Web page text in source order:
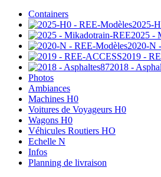
Containers
2025-
2025 -
2020-N
2019 -
2018 -
Photos
Ambiances
Machines H0
Voitures de Voyageurs H0
Wagons H0
Véhicules Routiers HO
Echelle N
Infos
Planning de livraison